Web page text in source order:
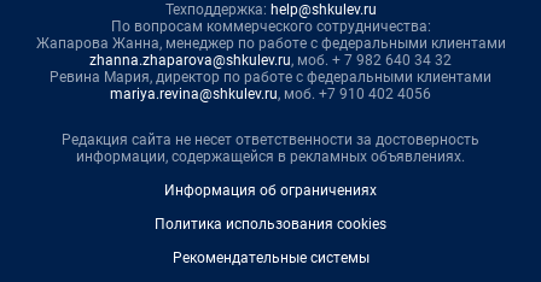
Техподдержка: help@shkulev.ru
По вопросам коммерческого сотрудничества:
Жапарова Жанна, менеджер по работе с федеральными клиентами
zhanna.zhaparova@shkulev.ru, моб. + 7 982 640 34 32
Ревина Мария, директор по работе с федеральными клиентами
mariya.revina@shkulev.ru, моб. +7 910 402 4056
Редакция сайта не несет ответственности за достоверность
информации, содержащейся в рекламных объявлениях.
Информация об ограничениях
Политика использования cookies
Рекомендательные системы